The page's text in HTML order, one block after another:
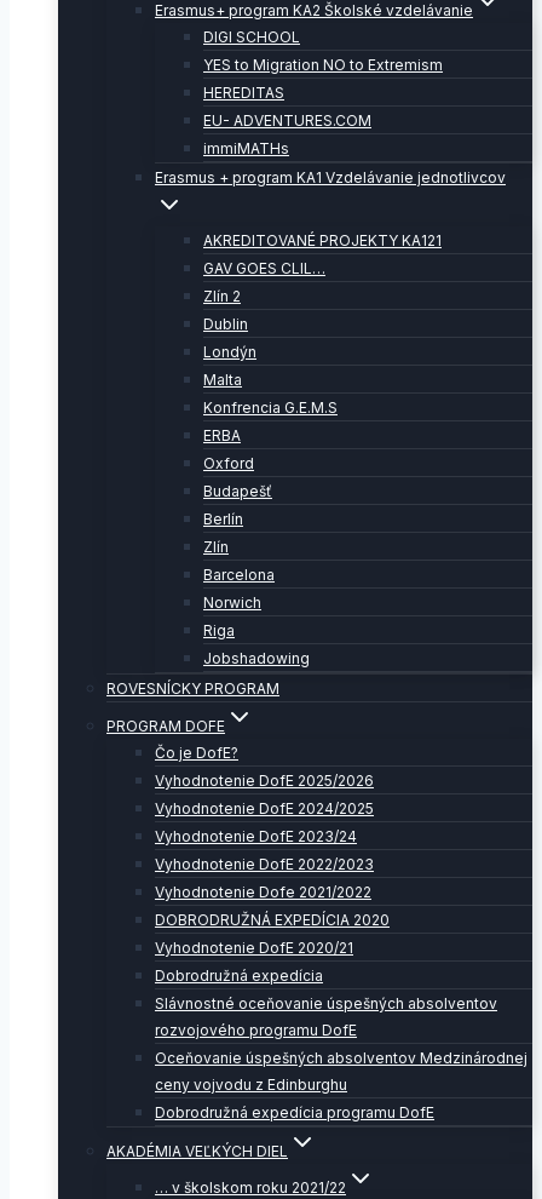
Erasmus+ program KA2 Školské vzdelávanie
DIGI SCHOOL
YES to Migration NO to Extremism
HEREDITAS
EU- ADVENTURES.COM
immiMATHs
Erasmus + program KA1 Vzdelávanie jednotlivcov
AKREDITOVANÉ PROJEKTY KA121
GAV GOES CLIL…
Zlín 2
Dublin
Londýn
Malta
Konfrencia G.E.M.S
ERBA
Oxford
Budapešť
Berlín
Zlín
Barcelona
Norwich
Riga
Jobshadowing
ROVESNÍCKY PROGRAM
PROGRAM DOFE
Čo je DofE?
Vyhodnotenie DofE 2025/2026
Vyhodnotenie DofE 2024/2025
Vyhodnotenie DofE 2023/24
Vyhodnotenie DofE 2022/2023
Vyhodnotenie Dofe 2021/2022
DOBRODRUŽNÁ EXPEDÍCIA 2020
Vyhodnotenie DofE 2020/21
Dobrodružná expedícia
Slávnostné oceňovanie úspešných absolventov
rozvojového programu DofE
Oceňovanie úspešných absolventov Medzinárodnej
ceny vojvodu z Edinburghu
Dobrodružná expedícia programu DofE
AKADÉMIA VEĽKÝCH DIEL
… v školskom roku 2021/22